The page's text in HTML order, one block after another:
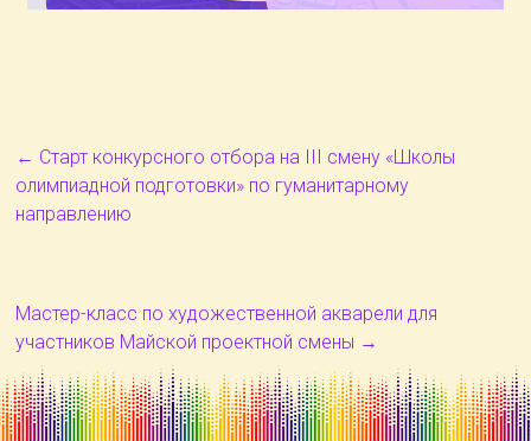
← Старт конкурсного отбора на III смену «Школы
олимпиадной подготовки» по гуманитарному
направлению
Мастер-класс по художественной акварели для
участников Майской проектной смены →